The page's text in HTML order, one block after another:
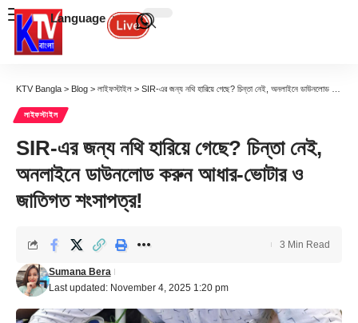
Language
KTV Bangla > Blog > লাইফস্টাইল > SIR-এর জন্য নথি হারিয়ে গেছে? চিন্তা নেই, অনলাইনে ডাউনলোড করুন আধার-ভোটার ও জাতিগত শংসাপত্র!
লাইফস্টাইল
SIR-এর জন্য নথি হারিয়ে গেছে? চিন্তা নেই,
অনলাইনে ডাউনলোড করুন আধার-ভোটার ও
জাতিগত শংসাপত্র!
Last updated: November 4, 2025 1:20 pm
Sumana Bera
3 Min Read